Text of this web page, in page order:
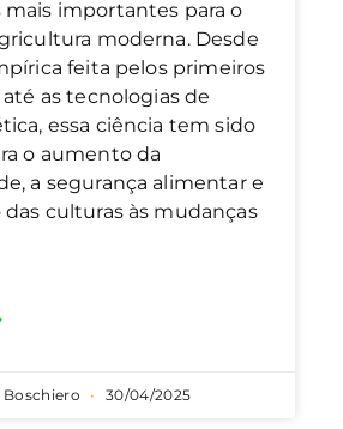
importantes para o
moderna. Desde
feita pelos primeiros
as tecnologias de
essa ciência tem sido
o aumento da
a segurança alimentar e
das culturas às mudanças
Boschiero 30/04/2025